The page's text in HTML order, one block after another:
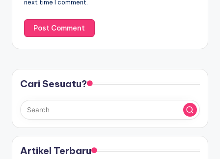
next time I comment.
Cari Sesuatu?
Artikel Terbaru